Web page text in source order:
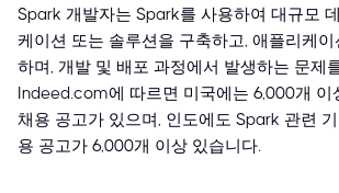
Spark 개발자는 Spark를 사용하여 대규모
케이션 또는 솔루션을 구축하고, 애플리케
하며, 개발 및 배포 과정에서 발생하는 문제
Indeed.com에 따르면 미국에는 6,000개 이
채용 공고가 있으며, 인도에도 Spark 관련
용 공고가 6,000개 이상 있습니다.